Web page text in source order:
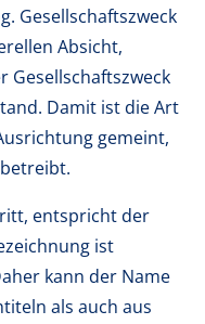
Gesellschaftszweck
Absicht,
Gesellschaftszweck
Damit ist die Art
gemeint,
entspricht der
ist
kann der Name
als auch aus